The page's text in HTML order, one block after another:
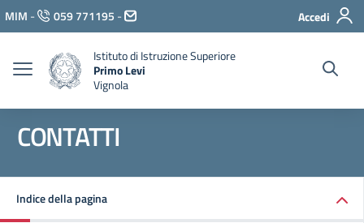
Vai ai contenuti
Vai al menu di navigazione
Vai al footer
MIM - 059 771195 - Accedi
Istituto di Istruzione Superiore
Primo Levi
Vignola
CONTATTI
Indice della pagina